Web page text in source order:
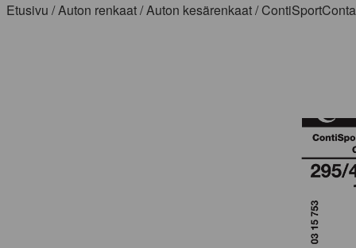
Etusivu /Auton renkaat/Auton kesärenkaat/